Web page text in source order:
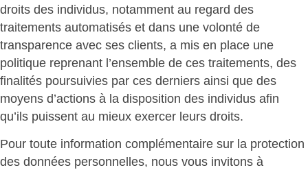
droits des individus, notamment au regard des
traitements automatisés et dans une volonté de
transparence avec ses clients, a mis en place une
politique reprenant l’ensemble de ces traitements, des
finalités poursuivies par ces derniers ainsi que des
moyens d’actions à la disposition des individus afin
qu’ils puissent au mieux exercer leurs droits.
Pour toute information complémentaire sur la protection
des données personnelles, nous vous invitons à